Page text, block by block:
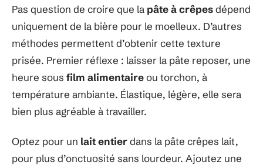
Pas question de croire que la pâte à crêpesdépend
uniquement de la bière pour le moelleux. D’autres
méthodes permettent d’obtenir cette texture
prisée. Premier réflexe : laisser la pâte reposer, une
heure sous film alimentaireou torchon, à
température ambiante. Élastique, légère, elle sera
bien plus agréable à travailler.
Optez pour un lait entierdans la pâte crêpes lait,
pour plus d’onctuosité sans lourdeur. Ajoutez une